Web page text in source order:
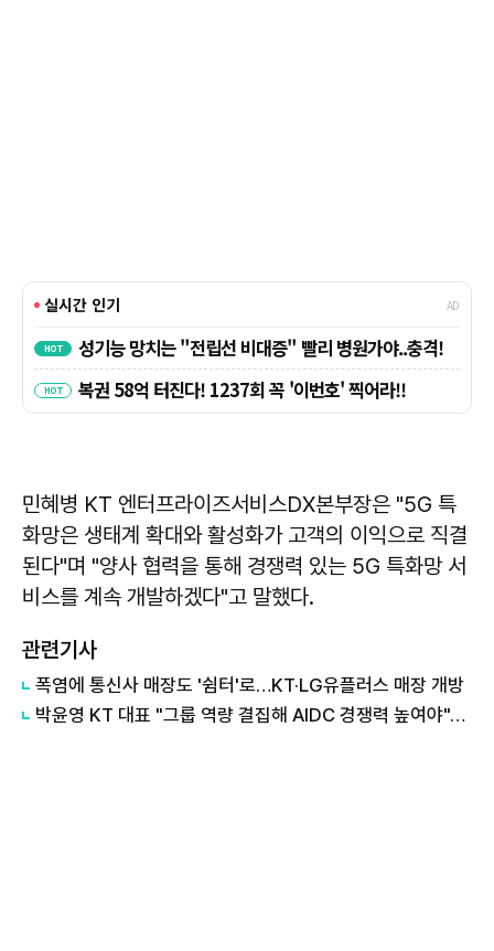
민혜병 KT 엔터프라이즈서비스DX본부장은 "5G 특
화망은 생태계 확대와 활성화가 고객의 이익으로 직결
된다"며 "양사 협력을 통해 경쟁력 있는 5G 특화망 서
비스를 계속 개발하겠다"고 말했다.
관련기사
폭염에 통신사 매장도 '쉼터'로…KT·LG유플러스 매장 개방
박윤영 KT 대표 "그룹 역량 결집해 AIDC 경쟁력 높여야"…목동 KT클라우드 방문